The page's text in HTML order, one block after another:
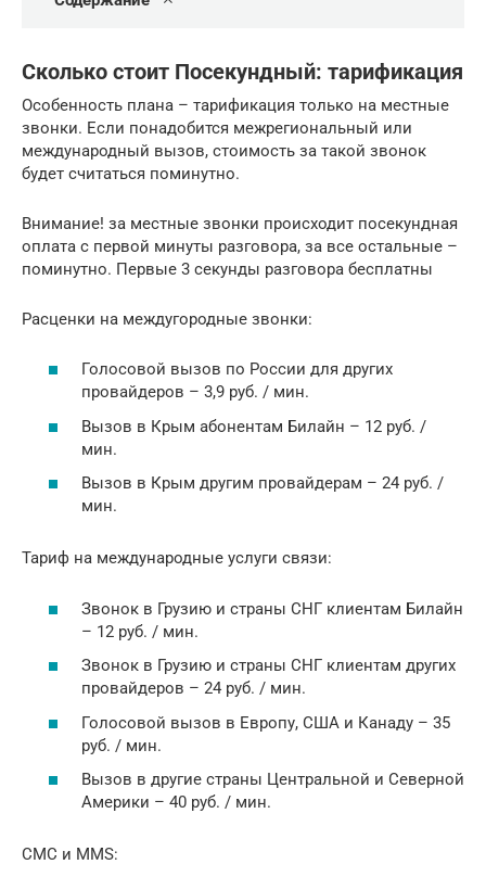
Сколько стоит Посекундный: тарификация
Особенность плана – тарификация только на местные
звонки. Если понадобится межрегиональный или
международный вызов, стоимость за такой звонок
будет считаться поминутно.
Внимание! за местные звонки происходит посекундная
оплата с первой минуты разговора, за все остальные –
поминутно. Первые 3 секунды разговора бесплатны
Расценки на междугородные звонки:
Голосовой вызов по России для других
провайдеров – 3,9 руб. / мин.
Вызов в Крым абонентам Билайн – 12 руб. /
мин.
Вызов в Крым другим провайдерам – 24 руб. /
мин.
Тариф на международные услуги связи:
Звонок в Грузию и страны СНГ клиентам Билайн
– 12 руб. / мин.
Звонок в Грузию и страны СНГ клиентам других
провайдеров – 24 руб. / мин.
Голосовой вызов в Европу, США и Канаду – 35
руб. / мин.
Вызов в другие страны Центральной и Северной
Америки – 40 руб. / мин.
СМС и MMS: